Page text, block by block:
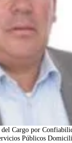
Cargo por
Públicos